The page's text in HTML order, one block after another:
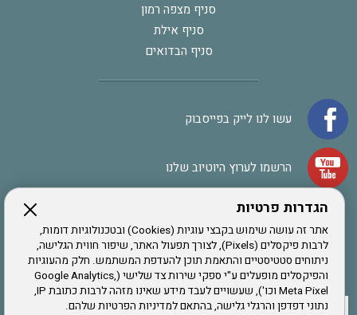
הגדרות פרטיות
אתר זה עושה שימוש בקבצי עוגיות (Cookies) ובטכנולוגיות דומות,
לרבות פיקסלים (Pixels), לצורך תפעול האתר, שיפור חווית הגלישה,
ניתוחים סטטיסטיים והתאמת תוכן להעדפת המשתמש. חלק מהעוגיות
והפיקסלים מופעלים ע"י ספקי שירות צד שלישי (Google Analytics,
Meta Pixel וכו'), שעשויים לעבד מידע שאינו מזהה לרבות כתובת IP,
נתוני דפדפן והרגלי גלישה, בהתאם למדיניות הפרטיות שלהם.
סניף מצפה רמון
סניף אילת
סניף הבדואים
עשו לנו לייק בפייסבוק
הרשמו לערוץ היוטיוב שלנו
אתר צה"ל